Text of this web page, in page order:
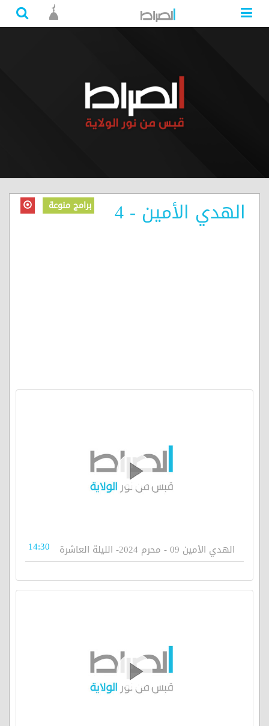
الهدي الأمين - 4 برامج منوعة
الهدي الأمين 09 - محرم 2024- الليلة العاشرة 14:30